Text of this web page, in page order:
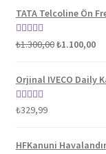
TATA Telcoline Ön
5 üzerinden
₺1.300,00Orijinal
₺1.300,00.
₺1.100,00Şu
Orjinal IVECO Daily
5 üzerinden
₺329,99
HFKanuni